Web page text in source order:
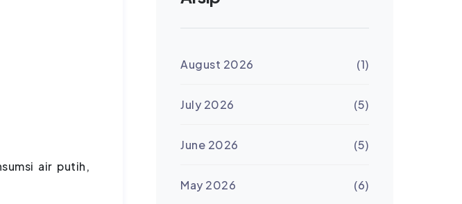
air putih,
August 2026 (1)
July 2026 (5)
June 2026 (5)
May 2026 (6)